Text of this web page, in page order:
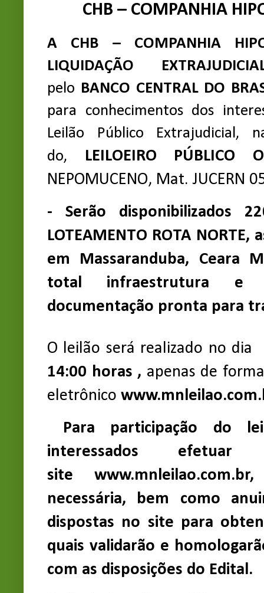
CHB – COMPANHIA
A CHB – COMPANHIA
LIQUIDAÇÃO
pelo BANCO CENTRAL DO
para conhecimentos dos
Leilão Público Extrajudicial,
do, LEILOEIRO PÚBLICO
NEPOMUCENO, Mat. JUCERN
- Serão disponibilizados
LOTEAMENTO ROTA
em Massaranduba, Ceara
total infraestrutura e
documentação pronta para
O leilão será realizado no dia
14:00 horas , apenas de
eletrônico
Para participação do
interessados
site www.mnleilao.com.br,
necessária, bem como
dispostas no site para
quais validarão e
com as disposições do Edital.